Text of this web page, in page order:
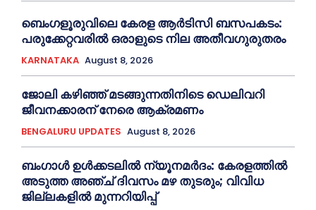
ബെംഗളൂരുവിലെ കേരള ആര്‍ടിസി ബസപകടം:
പരുക്കേറ്റവരില്‍ ഒരാളുടെ നില അതീവഗുരുതരം
KARNATAKA August 8, 2026
ജോലി കഴിഞ്ഞ് മടങ്ങുന്നതിനിടെ ഡെലിവറി
ജീവനക്കാരന് നേരെ ആക്രമണം
BENGALURU UPDATES August 8, 2026
ബംഗാൾ ഉൾക്കടലിൽ ന്യൂനമർദം: കേരളത്തിൽ
അടുത്ത അഞ്ച് ദിവസം മഴ തുടരും; വിവിധ
ജില്ലകളിൽ മുന്നറിയിപ്പ്